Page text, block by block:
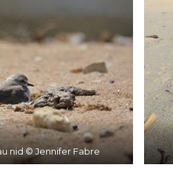
nid © Jennifer Fabre